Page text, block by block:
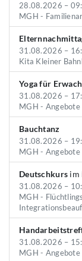
28.08.2026 –
MGH -
31.08.2026 –
Kita Kleiner
Yoga für
31.08.2026 –
MGH - Angebote
Bauchtanz
31.08.2026 –
MGH - Angebote
Deutschkurs im
31.08.2026 –
MGH -
31.08.2026 –
MGH - Angebote